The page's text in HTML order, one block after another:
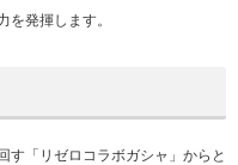
発揮します。
す「リゼロコラボガシャ」からと